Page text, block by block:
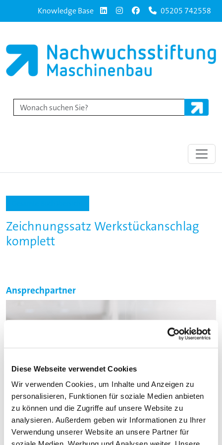
Diese Webseite verwendet Cookies
Wir verwenden Cookies, um Inhalte und Anzeigen zu
personalisieren, Funktionen für soziale Medien anbieten
zu können und die Zugriffe auf unsere Website zu
analysieren. Außerdem geben wir Informationen zu Ihrer
Verwendung unserer Website an unsere Partner für
Knowledge Base 05205 742558
Zeichnungssatz Werkstückanschlag
komplett
Ansprechpartner